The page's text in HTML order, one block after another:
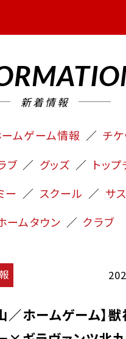
新着情報
ムゲーム情報
チケ
ブ
グッズ
トッ
ー
スクール
サ
ームタウン
クラブ
／ホームゲーム】